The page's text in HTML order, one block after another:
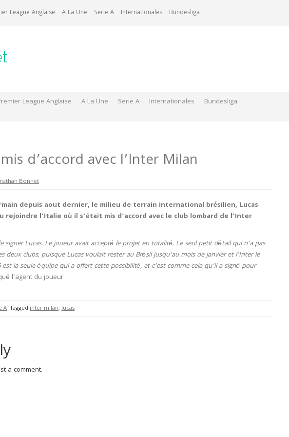
League Anglaise A La Une Serie A Internationales Bundesliga
League Anglaise A La Une Serie A Internationales Bundesliga
d’accord avec l’Inter Milan
Bonnet
depuis aout dernier, le milieu de terrain international brésilien, Lucas
rejoindre l’Italie où il s’était mis d’accord avec le club lombard de l’Inter
signer Lucas. Le joueur avait accepté le projet en totalité. Le seul petit détail qui n’a pas
deux clubs, puisque Lucas voulait rester au Brésil jusqu’au mois de janvier et l’Inter le
la seule équipe qui a offert cette possibilité, et c’est comme cela qu’il a signé pour
l’agent du joueur
A Tagged inter milan, lucas
a comment.